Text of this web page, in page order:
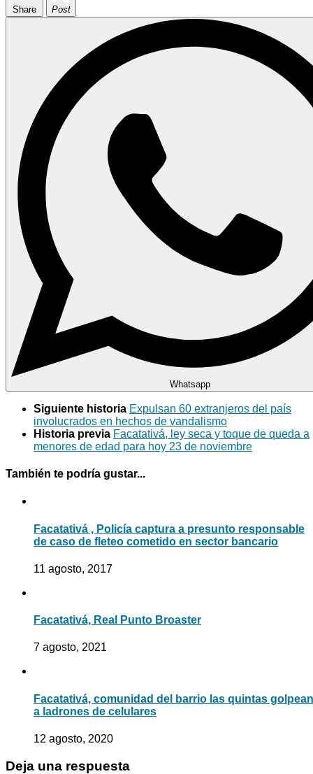
Share Post
Whatsapp
Siguiente historia Expulsan 60 extranjeros del país
involucrados en hechos de vandalismo
Historia previa Facatativá, ley seca y toque de queda a
menores de edad para hoy 23 de noviembre
También te podría gustar...
Facatativá , Policía captura a presunto responsable
de caso de fleteo cometido en sector bancario
11 agosto, 2017
Facatativá, Real Punto Broaster
7 agosto, 2021
Facatativá, comunidad del barrio las quintas golpean
a ladrones de celulares
12 agosto, 2020
Deja una respuesta